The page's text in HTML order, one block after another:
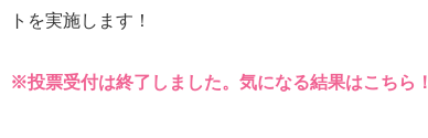
トを実施します！
※投票受付は終了しました。気になる結果はこちら！